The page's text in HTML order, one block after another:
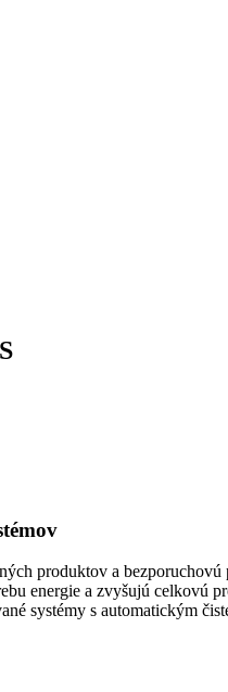
produktov a
energie a zvyšujú celkovú
systémy s automatickým